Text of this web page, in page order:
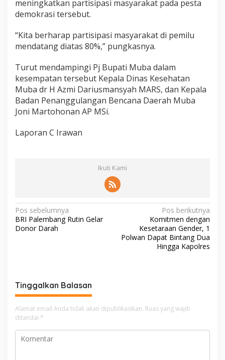
meningkatkan partisipasi masyarakat pada pesta
demokrasi tersebut.
“Kita berharap partisipasi masyarakat di pemilu
mendatang diatas 80%,” pungkasnya.
Turut mendampingi Pj Bupati Muba dalam
kesempatan tersebut Kepala Dinas Kesehatan
Muba dr H Azmi Dariusmansyah MARS, dan Kepala
Badan Penanggulangan Bencana Daerah Muba
Joni Martohonan AP MSi.
Laporan C Irawan
Ikuti Kami
N
a
a
s
i
p
o
Pos sebelumnya
BRI Palembang Rutin Gelar
Donor Darah
Pos berikutnya
Komitmen dengan
Kesetaraan Gender, 1
Polwan Dapat Bintang Dua
Hingga Kapolres
Tinggalkan Balasan
Alamat email Anda tidak akan dipublikasikan. Ruas yang wajib
ditandai *